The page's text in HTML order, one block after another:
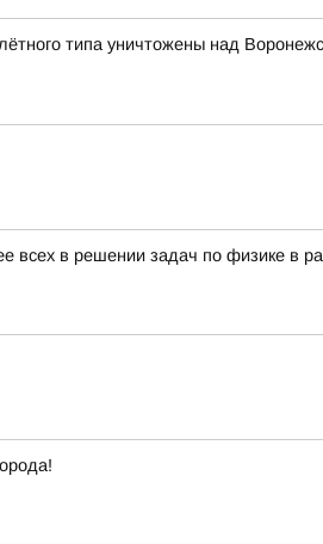
типа уничтожены над
всех в решении задач по физике в